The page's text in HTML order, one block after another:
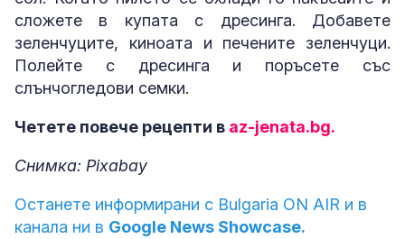
сложете в купата с дресинга. Добавете
зеленчуците, киноата и печените зеленчуци.
Полейте с дресинга и поръсете със
слънчогледови семки.
Четете повече рецепти в az-jenata.bg.
Снимка: Pixabay
Останете информирани с Bulgaria ON AIR и в
канала ни в Google News Showcase.